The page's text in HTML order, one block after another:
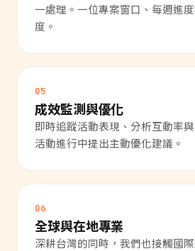
一處理。一位專案窗口、每週進
度。
05
成效監測與優化
即時追蹤活動表現、分析互動率
活動進行中提出主動優化建議。
06
全球與在地專業
深耕台灣的同時，我們也接觸國